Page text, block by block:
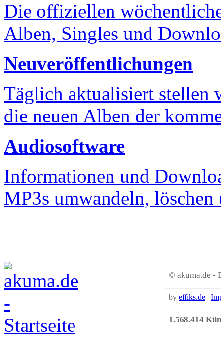
Die offiziellen
Alben, Singles und
Neuveröffentlichungen
Täglich aktualisiert stellen
die neuen Alben der
Audiosoftware
Informationen und
MP3s umwandeln,
© akuma.de -
by effiks.de |
1.568.414